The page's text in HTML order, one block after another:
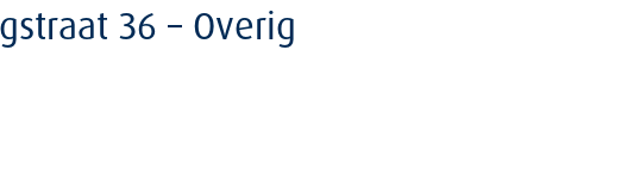
36 – Overig